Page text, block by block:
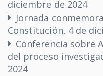
diciembre de 2024
Jornada
Constitución, 4 de
Conferencia sobre
del proceso
2024